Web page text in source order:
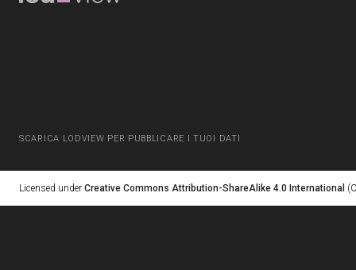
SCARICA LODVIEW PER PUBBLICARE I TUOI DATI
Licensed under Creative Commons Attribution-ShareAlike 4.0 International